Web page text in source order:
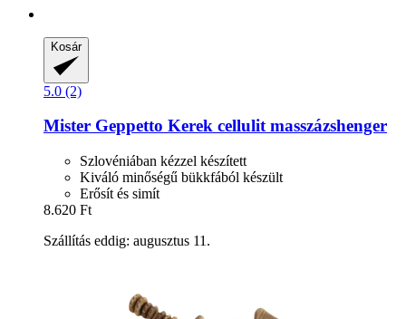
Kosár
5.0 (2)
Mister Geppetto Kerek cellulit masszázshenger
Szlovéniában kézzel készített
Kiváló minőségű bükkfából készült
Erősít és simít
8.620 Ft
Szállítás eddig: augusztus 11.